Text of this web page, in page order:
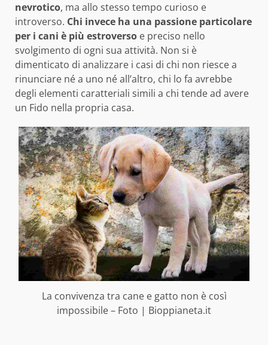
nevrotico, ma allo stesso tempo curioso e
introverso. Chi invece ha una passione particolare
per i cani è più estroverso e preciso nello
svolgimento di ogni sua attività. Non si è
dimenticato di analizzare i casi di chi non riesce a
rinunciare né a uno né all’altro, chi lo fa avrebbe
degli elementi caratteriali simili a chi tende ad avere
un Fido nella propria casa.
La convivenza tra cane e gatto non è così
impossibile – Foto | Bioppianeta.it